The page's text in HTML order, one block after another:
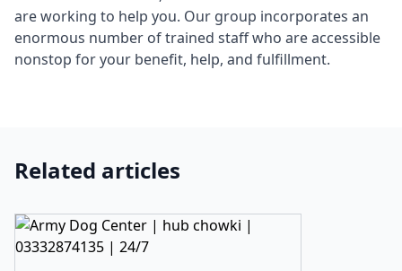
are working to help you. Our group incorporates an
enormous number of trained staff who are accessible
nonstop for your benefit, help, and fulfillment.
Related articles